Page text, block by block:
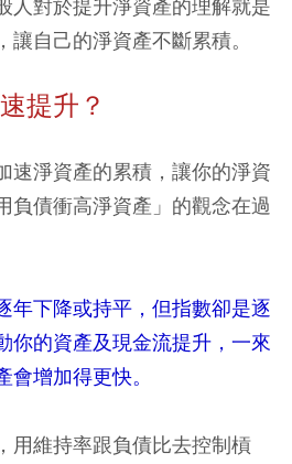
人對於提升淨資產的理解就是
自己的淨資產不斷累積。
提升？
速淨資產的累積，讓你的淨資
負債衝高淨資產」的觀念在過
年下降或持平，但指數卻是逐
你的資產及現金流提升，一來
增加得更快。
用維持率跟負債比去控制槓